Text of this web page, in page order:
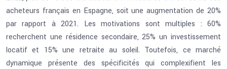
acheteurs français en Espagne, soit une augmentation de 20%
par rapport à 2021. Les motivations sont multiples : 60%
recherchent une résidence secondaire, 25% un investissement
locatif et 15% une retraite au soleil. Toutefois, ce marché
dynamique présente des spécificités qui complexifient les